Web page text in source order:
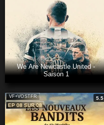
We Are Newcastle United -
Saison 1
VF+VOSTFR
5.5
EP 08 SUR 08